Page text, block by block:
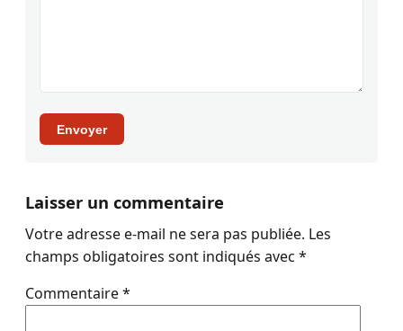
Envoyer
Laisser un commentaire
Votre adresse e-mail ne sera pas publiée. Les
champs obligatoires sont indiqués avec *
Commentaire*